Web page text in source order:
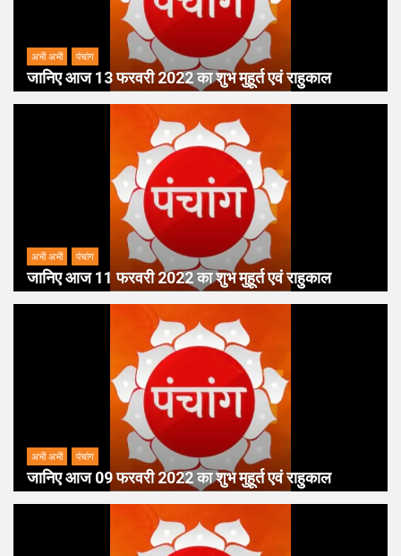
अभी अभी पंचांग
जानिए आज 13 फरवरी 2022 का शुभ मुहूर्त एवं राहुकाल
अभी अभी पंचांग
जानिए आज 11 फरवरी 2022 का शुभ मुहूर्त एवं राहुकाल
अभी अभी पंचांग
जानिए आज 09 फरवरी 2022 का शुभ मुहूर्त एवं राहुकाल